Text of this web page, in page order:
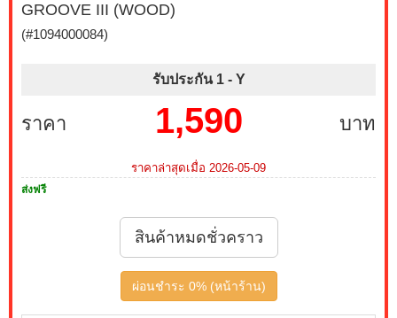
GROOVE III (WOOD)
(#1094000084)
รับประกัน 1 - Y
ราคา บาท
1,590
ราคาล่าสุดเมื่อ 2026-05-09
ส่งฟรี
สินค้าหมดชั่วคราว
ผ่อนชำระ 0% (หน้าร้าน)